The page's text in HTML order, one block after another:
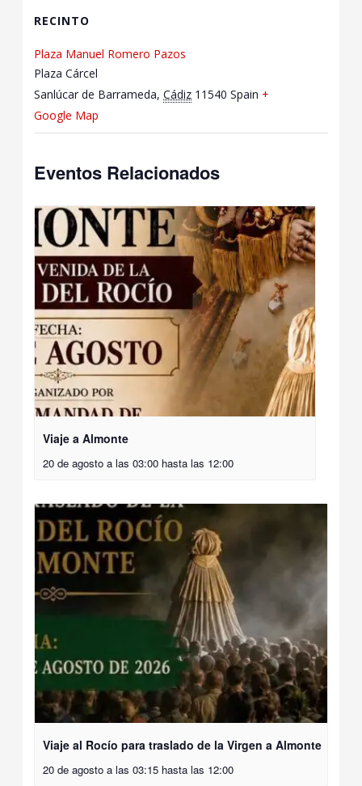
RECINTO
Plaza Manuel Romero Pazos
Plaza Cárcel
Sanlúcar de Barrameda, Cádiz 11540 Spain +
Google Map
Eventos Relacionados
Viaje a Almonte
20 de agosto a las 03:00 hasta las 12:00
Viaje al Rocío para traslado de la Virgen a Almonte
20 de agosto a las 03:15 hasta las 12:00